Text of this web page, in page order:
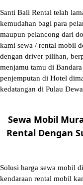
Santi Bali Rental telah
kemudahan bagi para
maupun pelancong dari
kami sewa / rental mobil
dengan driver pilihan,
menjamu tamu di
penjemputan di Hotel
kedatangan di Pulau
Sewa Mobil
Rental Dengan
Solusi harga sewa mobil
kendaraan rental mobil